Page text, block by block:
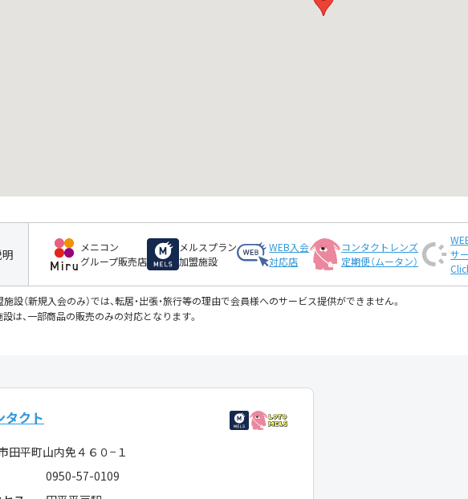
メニコン
グループ販売店
メルスプラン
加盟施設
WEB入会
対応店
コンタクトレンズ
定期便（ムータン）
サ
設（新規入会のみ）では、転居・出張・旅行等の理由で会員様へのサービス提供ができません。
は、一部商品の販売のみの対応となります。
タクト
田平町山内免４６０−１
0950-57-0109